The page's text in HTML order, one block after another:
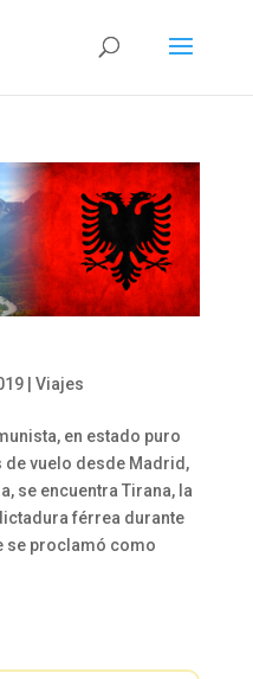
| Viajes
en estado puro
de vuelo desde Madrid,
se encuentra Tirana, la
férrea durante
se proclamó como